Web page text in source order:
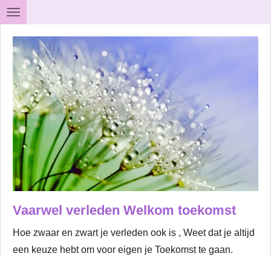
Ga
naar
de
hoofdinhoud
Vaarwel verleden Welkom toekomst
Hoe zwaar en zwart je verleden ook is , Weet dat je altijd
een keuze hebt om voor eigen je Toekomst te gaan.